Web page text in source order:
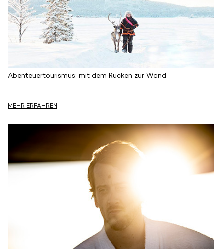
Abenteuertourismus: mit dem Rücken zur Wand
MEHR ERFAHREN